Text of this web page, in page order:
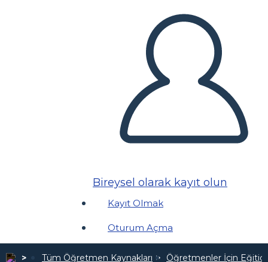
Bireysel olarak kayıt olun
Kayıt Olmak
Oturum Açma
Tüm Öğretmen Kaynakları Öğretmenler İçin Eğitici